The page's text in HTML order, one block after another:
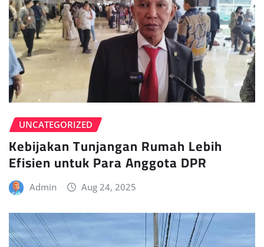
UNCATEGORIZED
Kebijakan Tunjangan Rumah Lebih
Efisien untuk Para Anggota DPR
Admin Aug 24, 2025